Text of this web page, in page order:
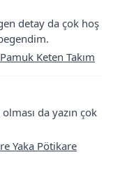
detay da çok hoş
Keten Takım
da yazın çok
Yaka Pötikare